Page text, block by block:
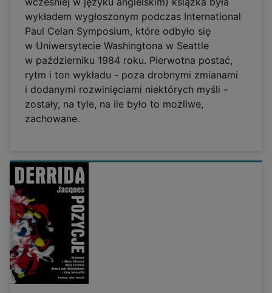
wykładem wygłoszonym podczas International
Paul Celan Symposium, które odbyło się
w Uniwersytecie Washingtona w Seattle
w październiku 1984 roku. Pierwotna postać,
rytm i ton wykładu - poza drobnymi zmianami
i dodanymi rozwinięciami niektórych myśli -
zostały, na tyle, na ile było to możliwe,
zachowane.